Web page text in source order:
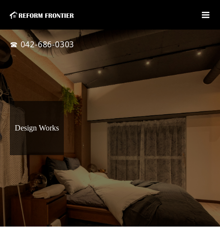
☎ 042-686-0303
Design Works